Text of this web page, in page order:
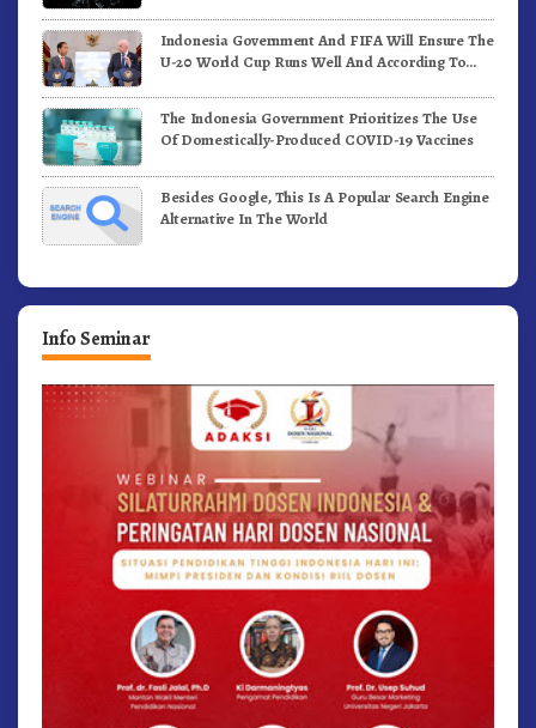
Indonesia Government And FIFA Will Ensure The
U-20 World Cup Runs Well And According To
The Indonesia Government Prioritizes The Use
Of Domestically-Produced COVID-19 Vaccines
Besides Google, This Is A Popular Search Engine
Alternative In The World
Info Seminar